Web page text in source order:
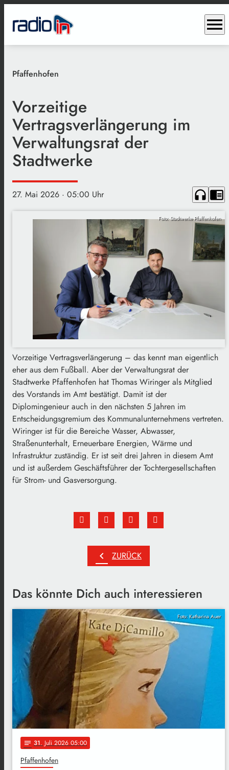
menu
Pfaffenhofen
Vorzeitige
Vertragsverlängerung im
Verwaltungsrat der
Stadtwerke
27. Mai 2026 · 05:00 Uhr headphones chrome_reader_mode
Foto: Stadtwerke Pfaffenhofen
Vorzeitige Vertragsverlängerung – das kennt man eigentlich
eher aus dem Fußball. Aber der Verwaltungsrat der
Stadtwerke Pfaffenhofen hat Thomas Wiringer als Mitglied
des Vorstands im Amt bestätigt. Damit ist der
Diplomingenieur auch in den nächsten 5 Jahren im
Entscheidungsgremium des Kommunalunternehmens vertreten.
Wiringer ist für die Bereiche Wasser, Abwasser,
Straßenunterhalt, Erneuerbare Energien, Wärme und
Infrastruktur zuständig. Er ist seit drei Jahren in diesem Amt
und ist außerdem Geschäftsführer der Tochtergesellschaften
für Strom- und Gasversorgung.
chevron_left ZURÜCK
Das könnte Dich auch interessieren
Foto: Katharina Auer
notes 31. Juli 2026 05:00
Pfaffenhofen